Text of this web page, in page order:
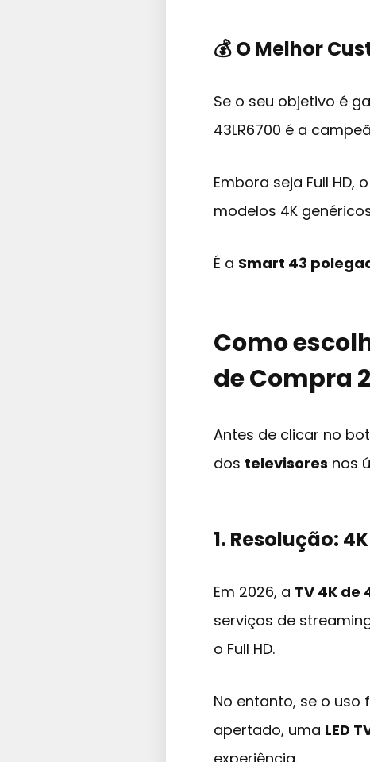
💰 O Melhor
Se o seu objetivo é
43LR6700 é a
Embora seja Full
modelos 4K
É a Smart 43
Como
de Compra
Antes de clicar no
dos televisores nos
1. Resolução:
Em 2026, a TV 4K de
serviços de
o Full HD.
No entanto, se o
apertado, uma LED